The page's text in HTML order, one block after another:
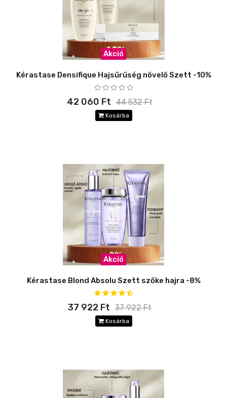
Akció
Kérastase Densifique Hajsűrűség növelő Szett -10%
42 060 Ft 44 532 Ft
Kosárba
Akció
Kérastase Blond Absolu Szett szőke hajra -8%
37 922 Ft 37 922 Ft
Kosárba